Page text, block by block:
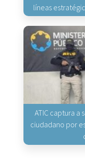
líneas
ATIC captura a
ciudadano por